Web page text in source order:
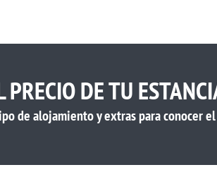
PRECIO DE TU
de alojamiento y extras para conocer